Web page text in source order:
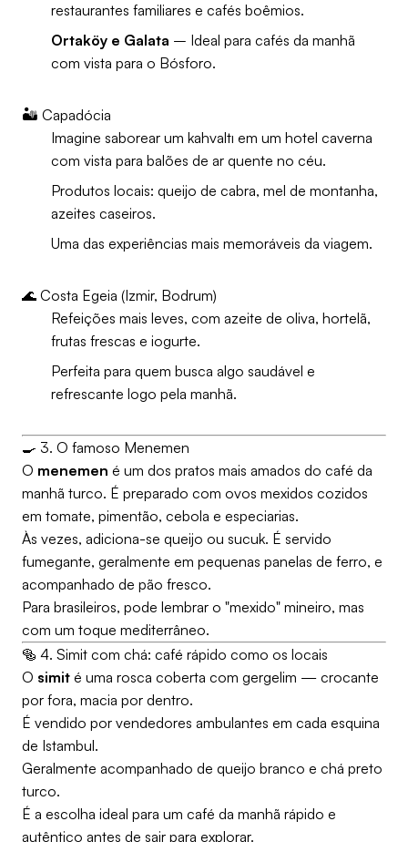
restaurantes familiares e cafés boêmios.
Ortaköy e Galata – Ideal para cafés da manhã
com vista para o Bósforo.
🏜️ Capadócia
Imagine saborear um kahvaltı em um hotel caverna
com vista para balões de ar quente no céu.
Produtos locais: queijo de cabra, mel de montanha,
azeites caseiros.
Uma das experiências mais memoráveis da viagem.
🌊 Costa Egeia (Izmir, Bodrum)
Refeições mais leves, com azeite de oliva, hortelã,
frutas frescas e iogurte.
Perfeita para quem busca algo saudável e
refrescante logo pela manhã.
🍳 3. O famoso Menemen
O menemen é um dos pratos mais amados do café da
manhã turco. É preparado com ovos mexidos cozidos
em tomate, pimentão, cebola e especiarias.
Às vezes, adiciona-se queijo ou sucuk. É servido
fumegante, geralmente em pequenas panelas de ferro, e
acompanhado de pão fresco.
Para brasileiros, pode lembrar o "mexido" mineiro, mas
com um toque mediterrâneo.
🥯 4. Simit com chá: café rápido como os locais
O simit é uma rosca coberta com gergelim — crocante
por fora, macia por dentro.
É vendido por vendedores ambulantes em cada esquina
de Istambul.
Geralmente acompanhado de queijo branco e chá preto
turco.
É a escolha ideal para um café da manhã rápido e
autêntico antes de sair para explorar.